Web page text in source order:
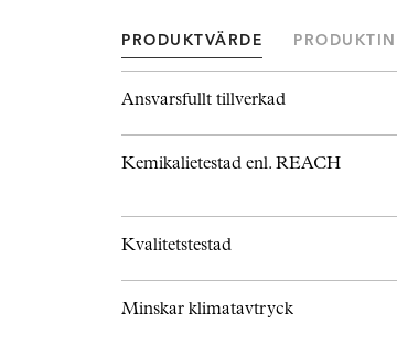
PRODUKTVÄRDE
Ansvarsfullt tillverkad
Kemikalietestad enl. REACH
Kvalitetstestad
Minskar klimatavtryck